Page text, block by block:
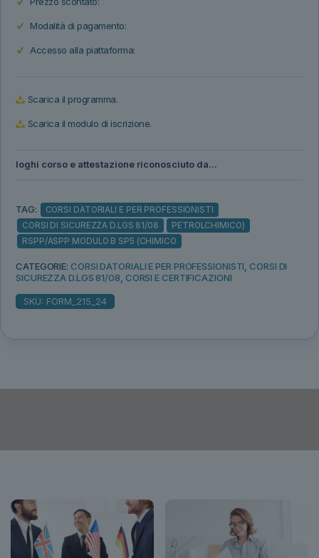
Modalità di pagamento:
Accesso alla piattaforma:
Scarica il programma.
Scarica il modulo di iscrizione.
loghi corso e attestazione riconosciuto da...
TAG:
CORSI DATORIALI E PER PROFESSIONISTI
CORSI DI SICUREZZA D.LGS 81/08
PETROLCHIMICO)
RSPP/ASPP MODULO B SP5 (CHIMICO
CATEGORIE: CORSI DATORIALI E PER PROFESSIONISTI,CORSI DI
SICUREZZA D.LGS 81/08, CORSI E CERTIFICAZIONI
SKU: FORM_215_24